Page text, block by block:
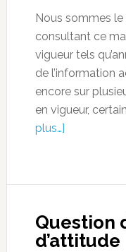
Nous sommes
consultant ce
vigueur tels
de l’information
encore sur
en vigueur,
plus…]
Question
d’attitude